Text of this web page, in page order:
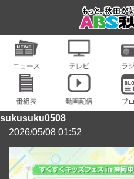
sukusuku0508
2026/05/08 01:52